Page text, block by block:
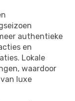
authentieke
en
Lokale
waardoor
luxe